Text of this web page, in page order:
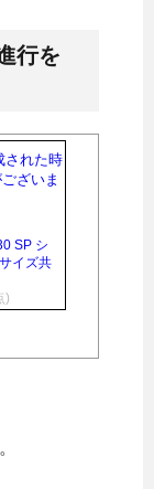
行を
SP シ
イズ共
)